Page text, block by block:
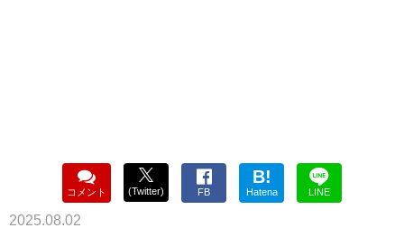
コメント (Twitter) FB
B!
Hatena LINE
2025.08.02